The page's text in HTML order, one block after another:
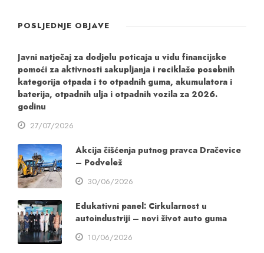
POSLJEDNJE OBJAVE
Javni natječaj za dodjelu poticaja u vidu financijske
pomoći za aktivnosti sakupljanja i reciklaže posebnih
kategorija otpada i to otpadnih guma, akumulatora i
baterija, otpadnih ulja i otpadnih vozila za 2026.
godinu
27/07/2026
Akcija čišćenja putnog pravca Dračevice
– Podvelež
30/06/2026
Edukativni panel: Cirkularnost u
autoindustriji – novi život auto guma
10/06/2026